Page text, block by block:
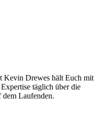
Kevin Drewes hält Euch mit
täglich über die
dem Laufenden.